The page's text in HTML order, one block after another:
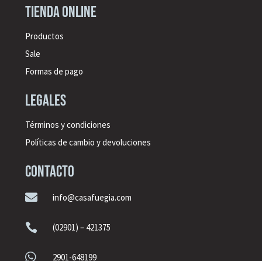
Tienda online
Productos
Sale
Formas de pago
legales
Términos y condiciones
Políticas de cambio y devoluciones
CONTACTO
 info@casafuegia.com
 (02901) – 421375
 2901-648199